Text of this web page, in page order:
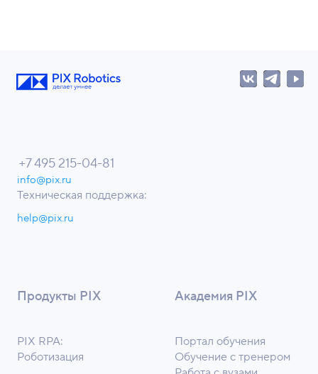
Продукты PIX
PIX RPA:
Роботизация
Академия PIX
Портал обучения
Обучение с тренером
+7 495 215-04-81
info@pix.ru
Техническая поддержка:
help@pix.ru